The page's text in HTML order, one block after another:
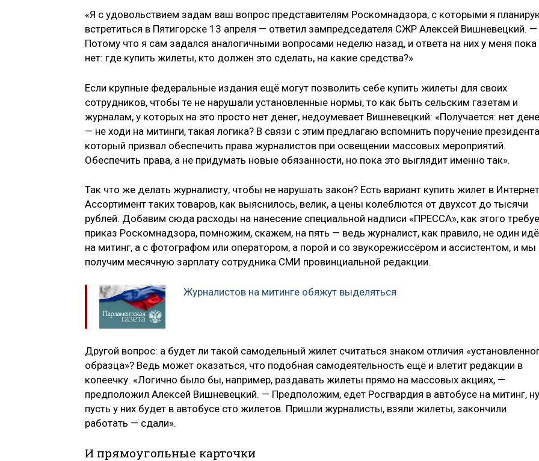
«Я с удовольствием задам ваш вопрос представителям Роскомнадзора, с которыми я
встретиться в Пятигорске 13 апреля — ответил зампредседателя СЖР Алексей Вишневецкий. —
Потому что я сам задался аналогичными вопросами неделю назад, и ответа на них у меня пока
нет: где купить жилеты, кто должен это сделать, на какие средства?»
Если крупные федеральные издания ещё могут позволить себе купить жилеты для своих
сотрудников, чтобы те не нарушали установленные нормы, то как быть сельским газетам и
журналам, у которых на это просто нет денег, недоумевает Вишневецкий: «Получается: нет
— не ходи на митинги, такая логика? В связи с этим предлагаю вспомнить поручение
который призвал обеспечить права журналистов при освещении массовых мероприятий.
Обеспечить права, а не придумать новые обязанности, но пока это выглядит именно так».
Так что же делать журналисту, чтобы не нарушать закон? Есть вариант купить жилет в
Ассортимент таких товаров, как выяснилось, велик, а цены колеблются от двухсот до тысячи
рублей. Добавим сюда расходы на нанесение специальной надписи «ПРЕССА», как этого
приказ Роскомнадзора, помножим, скажем, на пять — ведь журналист, как правило, не один
на митинг, а с фотографом или оператором, а порой и со звукорежиссёром и ассистентом, и мы
получим месячную зарплату сотрудника СМИ провинциальной редакции.
Журналистов на митинге обяжут выделяться
Другой вопрос: а будет ли такой самодельный жилет считаться знаком отличия
образца»? Ведь может оказаться, что подобная самодеятельность ещё и влетит редакции в
копеечку. «Логично было бы, например, раздавать жилеты прямо на массовых акциях, —
предположил Алексей Вишневецкий. — Предположим, едет Росгвардия в автобусе на митинг, ну
пусть у них будет в автобусе сто жилетов. Пришли журналисты, взяли жилеты, закончили
работать — сдали».
И прямоугольные карточки